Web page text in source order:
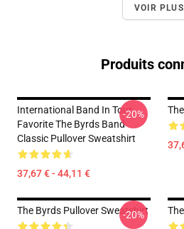
VOIR PLUS
Produits
International Band In Tour
Favorite The Byrds Band
Classic Pullover Sweatshirt
37,67 € - 44,11 €
-20%
The Byrds Pullover Sweatshirt
-20%